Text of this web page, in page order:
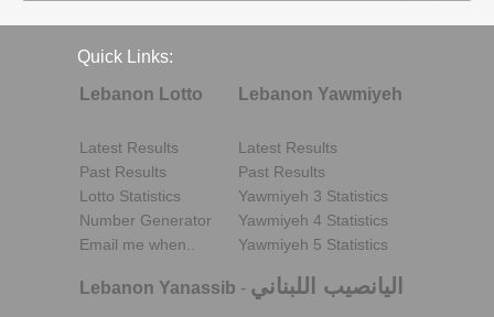
Quick Links:
Lebanon Lotto
Latest Results
Past Results
Lotto Statistics
Number Generator
Email me when..
Lebanon Yawmiyeh
Latest Results
Past Results
Yawmiyeh 3 Statistics
Yawmiyeh 4 Statistics
Yawmiyeh 5 Statistics
Lebanon Yanassib - اليانصيب اللبناني